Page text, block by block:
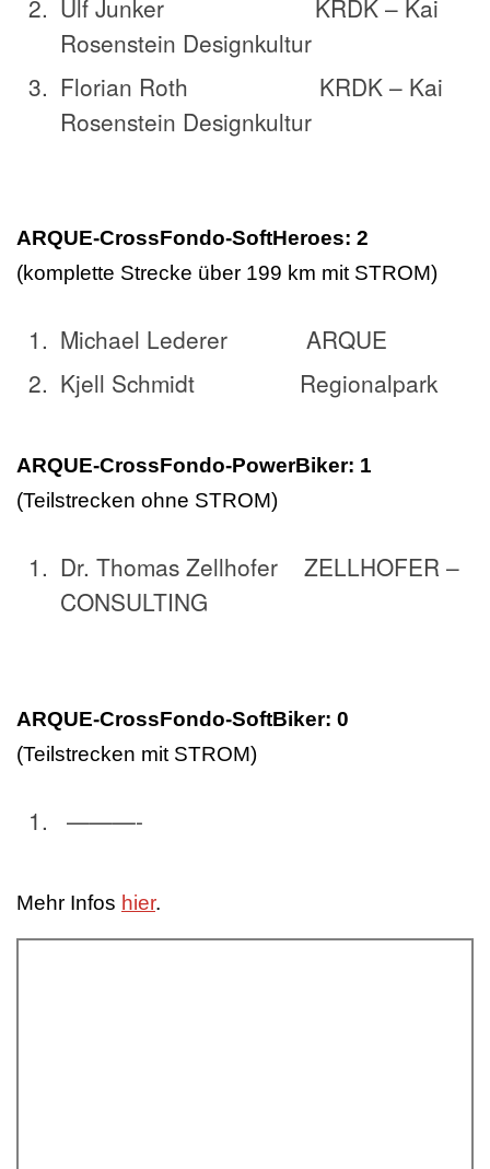
Ulf Junker KRDK – Kai
Rosenstein Designkultur
Florian Roth KRDK – Kai
Rosenstein Designkultur
ARQUE-CrossFondo-SoftHeroes: 2
(komplette Strecke über 199 km mit STROM)
Michael Lederer ARQUE
Kjell Schmidt Regionalpark
ARQUE-CrossFondo-PowerBiker: 1
(Teilstrecken ohne STROM)
Dr. Thomas Zellhofer ZELLHOFER –
CONSULTING
ARQUE-CrossFondo-SoftBiker: 0
(Teilstrecken mit STROM)
———-
Mehr Infos hier.